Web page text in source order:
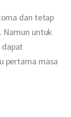
dan tetap
Namun untuk
pertama masa